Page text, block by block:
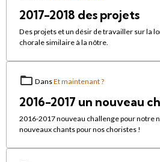
2017-2018 des projets
Des projets et un désir de travailler sur la
chorale similaire à la nôtre.
DansEt maintenant ?
2016-2017 un nouveau
2016-2017 nouveau challenge pour notre
nouveaux chants pour nos choristes !